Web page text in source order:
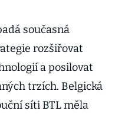
současná
rozšiřovat
a posilovat
trzích. Belgická
síti BTL měla